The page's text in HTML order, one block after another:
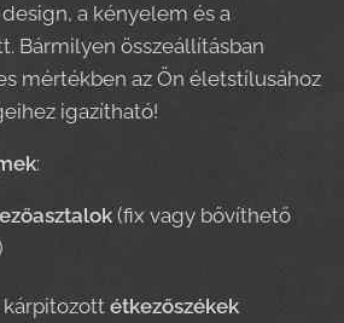
a kényelem és a
Bármilyen összeállításban
mértékben az Ön életstílusához
igazítható!
:
(fix vagy bővíthető
kárpitozott étkezőszékek